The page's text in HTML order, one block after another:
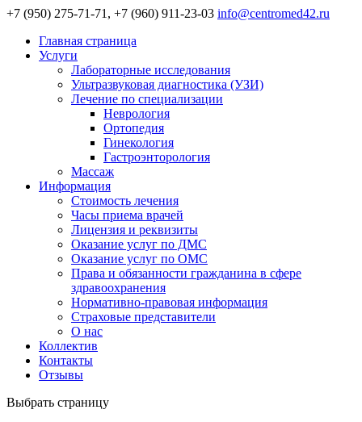
+7 (950) 275-71-71, +7 (960) 911-23-03 info@centromed42.ru
Главная страница
Услуги
Лабораторные исследования
Ультразвуковая диагностика (УЗИ)
Лечение по специализации
Неврология
Ортопедия
Гинекология
Гастроэнторология
Массаж
Информация
Стоимость лечения
Часы приема врачей
Лицензия и реквизиты
Оказание услуг по ДМС
Оказание услуг по ОМС
Права и обязанности гражданина в сфере
здравоохранения
Нормативно-правовая информация
Страховые представители
О нас
Коллектив
Контакты
Отзывы
Выбрать страницу